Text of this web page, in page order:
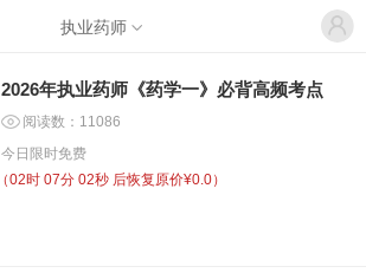
执业药师
2026年执业药师《药学一》必背高频考点
阅读数：11086
今日限时免费
（02时 07分 02秒 后恢复原价¥0.0）